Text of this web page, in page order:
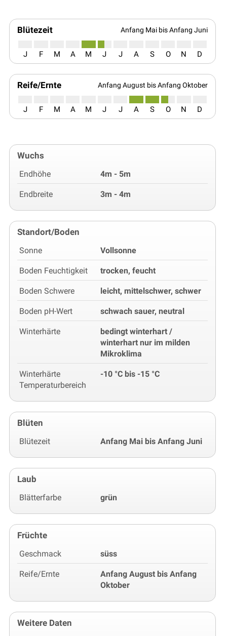
Blütezeit Anfang Mai bis Anfang Juni
J F M A M J J A S O N D
Reife/Ernte Anfang August bis Anfang Oktober
J F M A M J J A S O N D
Wuchs
Endhöhe 4m - 5m
Endbreite 3m - 4m
Standort/Boden
Sonne Vollsonne
Boden Feuchtigkeit trocken, feucht
Boden Schwere leicht, mittelschwer, schwer
Boden pH-Wert schwach sauer, neutral
Winterhärte
bedingt winterhart /
winterhart nur im milden
Mikroklima
Winterhärte
Temperaturbereich
-10 °C bis -15 °C
Blüten
Blütezeit Anfang Mai bis Anfang Juni
Laub
Blätterfarbe grün
Früchte
Geschmack süss
Reife/Ernte
Anfang August bis Anfang
Oktober
Weitere Daten